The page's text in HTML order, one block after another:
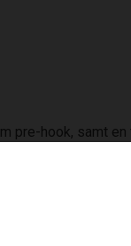
pre-hook, samt